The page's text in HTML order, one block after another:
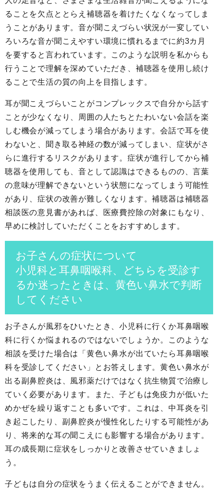
ることを欠点ととらえ補聴器を着けたくなくなってしま
うことがあります。音が聞こえづらい状況が一変してい
ろいろな音が聞こえやすい環境に慣れるまでに約3カ月
を要すると言われています。このような説明を私からも
行うことで理解を深めていただき、補聴器を使用し続け
ることで生活の質の向上を目指します。
耳が聞こえづらいことがコンプレックスで自分から話す
ことが少なくなり、周囲の人たちとたわいない会話を楽
しむ機会が減ってしまう場合があります。会話で耳を使
わないと、聞き取る神経の数が減ってしまい、症状がさ
らに進行するリスクがあります。症状が進行してから補
聴器を使用しても、音として認識はできるものの、言葉
の意味が理解できないという状態になってしまう可能性
があり、症状の改善が難しくなります。補聴器は補聴器
相談医の意見書があれば、医療費控除の対象にもなり、
早めに検討していただくことをおすすめします。
お子さんの症状について
小児科と耳鼻咽喉科、どちらを受診す
るか迷ったときは、黄色い鼻水で判断
してください
お子さんが風邪をひいたとき、小児科に行くか耳鼻咽喉
科に行くか悩まれるのではないでしょうか。このような
相談を受けた場合は「黄色い鼻水が出ていたら耳鼻咽喉
科を受診してください」とお答えします。黄色い鼻水が
出る副鼻腔炎は、風邪薬だけではなく抗生物質で治療し
ていく必要があります。また、子どもは免疫力が低いた
めかぜを繰り返すことも多いです。これは、中耳炎を引
き起こしたり、副鼻腔炎が慢性化したりする可能性があ
り、将来的な耳の聞こえにも影響する場合があります。
耳の成長期に症状をしっかりと改善させていきましょ
う。
子どもは自分の症状をうまく伝えることができません。